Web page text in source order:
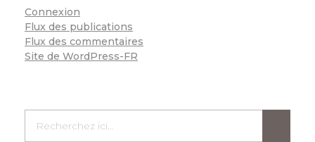
Connexion
Flux des publications
Flux des commentaires
Site de WordPress-FR